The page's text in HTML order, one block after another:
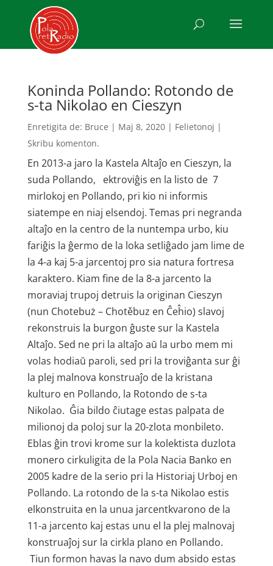
Koninda Pollando: Rotondo de
s-ta Nikolao en Cieszyn
Enretigita de: Bruce | Maj 8, 2020| Felietonoj |
Skribu komenton.
En 2013-a jaro la Kastela Altaĵo en Cieszyn, la
suda Pollando, ektroviĝis en la listo de 7
mirlokoj en Pollando, pri kio ni informis
siatempe en niaj elsendoj. Temas pri negranda
altaĵo en la centro de la nuntempa urbo, kiu
fariĝis la ĝermo de la loka setliĝado jam lime de
la 4-a kaj 5-a jarcentoj pro sia natura fortresa
karaktero. Kiam fine de la 8-a jarcento la
moraviaj trupoj detruis la originan Cieszyn
(nun Chotebuż – Chotěbuz en Ĉeĥio) slavoj
rekonstruis la burgon ĝuste sur la Kastela
Altaĵo. Sed ne pri la altaĵo aŭ la urbo mem mi
volas hodiaŭ paroli, sed pri la troviĝanta sur ĝi
la plej malnova konstruaĵo de la kristana
kulturo en Pollando, la Rotondo de s-ta
Nikolao. Ĝia bildo ĉiutage estas palpata de
milionoj da poloj sur la 20-zlota monbileto.
Eblas ĝin trovi krome sur la kolektista duzlota
monero cirkuligita de la Pola Nacia Banko en
2005 kadre de la serio pri la Historiaj Urboj en
Pollando. La rotondo de la s-ta Nikolao estis
elkonstruita en la unua jarcentkvarono de la
11-a jarcento kaj estas unu el la plej malnovaj
konstruaĵoj sur la cirkla plano en Pollando.
Tiun formon havas la navo dum absido estas